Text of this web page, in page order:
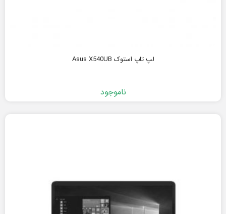
لپ تاپ استوک Asus X540UB
ناموجود